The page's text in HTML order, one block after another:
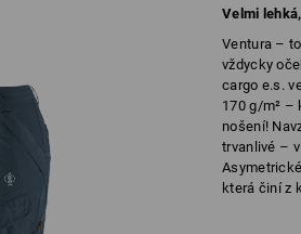
Velmi
Ventura –
vždycky
cargo e.s.
170 g/m² –
nošení!
trvanlivé –
která činí z